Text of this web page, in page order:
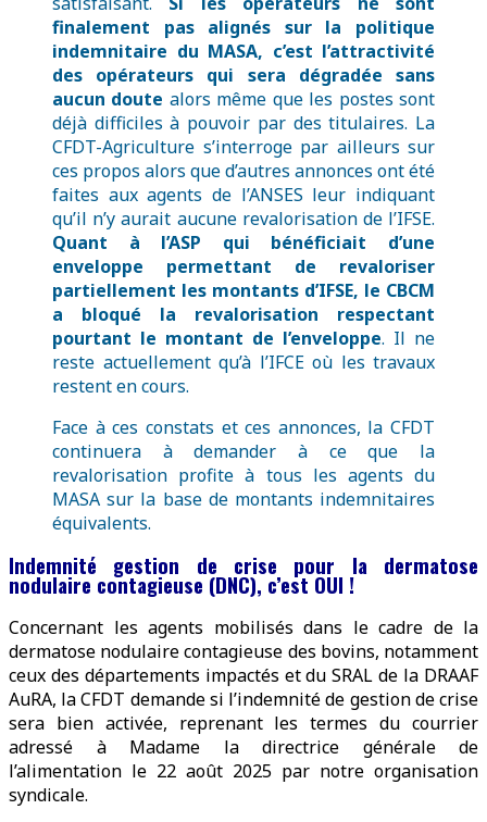
finalement pas alignés sur la politique
indemnitaire du MASA, c’est l’attractivité
des opérateurs qui sera dégradée sans
aucun doute alors même que les postes sont
déjà difficiles à pouvoir par des titulaires. La
CFDT-Agriculture s’interroge par ailleurs sur
ces propos alors que d’autres annonces ont été
faites aux agents de l’ANSES leur indiquant
qu’il n’y aurait aucune revalorisation de l’IFSE.
Quant à l’ASP qui bénéficiait d’une
enveloppe permettant de revaloriser
partiellement les montants d’IFSE, le CBCM
a bloqué la revalorisation respectant
pourtant le montant de l’enveloppe. Il ne
reste actuellement qu’à l’IFCE où les travaux
restent en cours.
Face à ces constats et ces annonces, la CFDT
continuera à demander à ce que la
revalorisation profite à tous les agents du
MASA sur la base de montants indemnitaires
équivalents.
Indemnité gestion de crise pour la dermatose
nodulaire contagieuse (DNC), c’est OUI !
Concernant les agents mobilisés dans le cadre de la
dermatose nodulaire contagieuse des bovins, notamment
ceux des départements impactés et du SRAL de la DRAAF
AuRA, la CFDT demande si l’indemnité de gestion de crise
sera bien activée, reprenant les termes du courrier
adressé à Madame la directrice générale de
l’alimentation le 22 août 2025 par notre organisation
syndicale.